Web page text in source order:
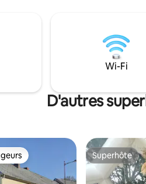
four, four
forêt 3
1 lit 160, pour 9 p
et chemin des
rêve
Wi-Fi
D'autres
parmi les plus aimésSuperhôte
Superhôte